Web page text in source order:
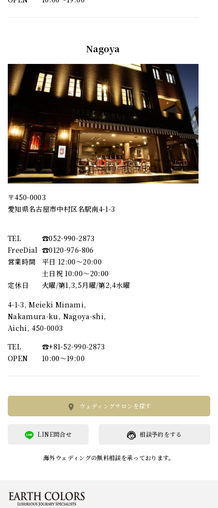
Nagoya
〒450-0003
愛知県名古屋市中村区名駅南4-1-3
TEL
☎︎052-990-2873
FreeDial ☎︎0120-976-806
営業時間
平日 12:00～20:00
土日祝 10:00～20:00
定休日
火曜/第1,3,5月曜/第2,4水曜
4-1-3, Meieki Minami,
Nakamura-ku, Nagoya-shi,
Aichi, 450-0003
TEL
☎︎+81-52-990-2873
OPEN
10:00〜19:00
ウェディングサロンを探す
相談予約をする
LINE問合せ
海外ウェディングの無料相談を承っております。